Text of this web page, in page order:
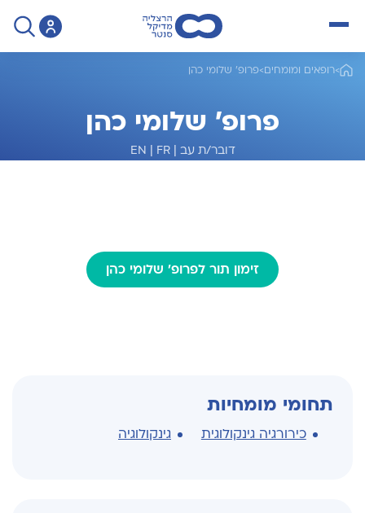
>רופאים ומומחים>פרופ' שלומי כהן
פרופ' שלומי כהן
דובר/ת עב |
EN | FR
זימון תור לפרופ' שלומי כהן
תחומי מומחיות
כירורגיה גינקולוגית גינקולוגיה